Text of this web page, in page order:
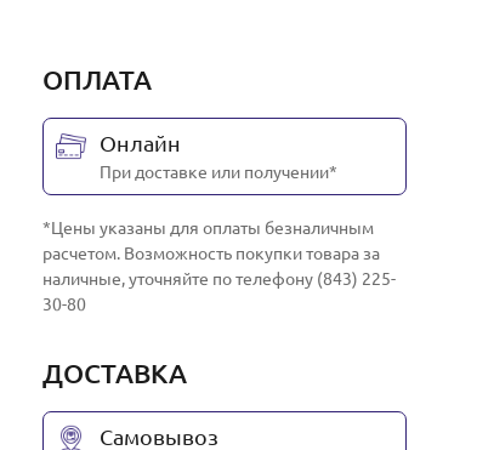
ОПЛАТА
Онлайн
При доставке или получении*
*Цены указаны для оплаты безналичным
расчетом. Возможность покупки товара за
наличные, уточняйте по телефону (843) 225-
30-80
ДОСТАВКА
Самовывоз